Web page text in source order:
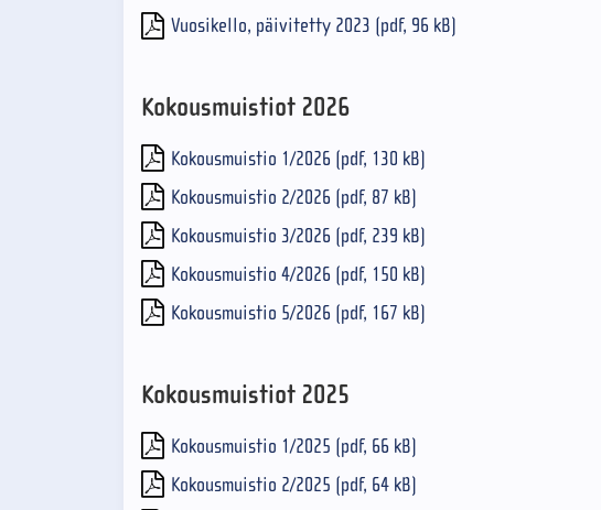
Vuosikello, päivitetty 2023 (pdf, 96 kB)
Kokousmuistiot 2026
Kokousmuistio 1/2026 (pdf, 130 kB)
Kokousmuistio 2/2026 (pdf, 87 kB)
Kokousmuistio 3/2026 (pdf, 239 kB)
Kokousmuistio 4/2026 (pdf, 150 kB)
Kokousmuistio 5/2026 (pdf, 167 kB)
Kokousmuistiot 2025
Kokousmuistio 1/2025 (pdf, 66 kB)
Kokousmuistio 2/2025 (pdf, 64 kB)